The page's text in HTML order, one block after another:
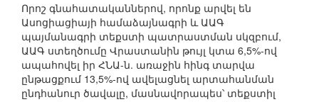
Որոշ գնահատականներով, որոնք արվել են
Ասոցիացիայի համաձայնագրի և ԱԱԳ
պայմանագրի տեքստի պատրաստման սկզբում,
ԱԱԳ ստեղծումը Վրաստանին թույլ կտա 6,5%-ով
ապահովել իր ՀՆԱ-ն. առաջին հինգ տարվա
ընթացքում 13,5%-ով ավելացնել արտահանման
ընդհանուր ծավալը, մասնավորապես՝ տեքստիլ